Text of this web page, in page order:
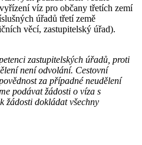
víz pro občany třetích zemí
úřadů třetí země
věcí, zastupitelský úřad).
zastupitelských úřadů, proti
není odvolání. Cestovní
za případné neudělení
podávat žádosti o víza s
žádosti dokládat všechny